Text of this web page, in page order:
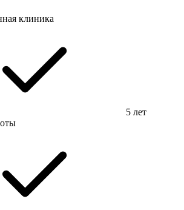
клиника
5 лет